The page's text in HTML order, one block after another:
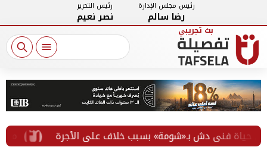
رئيس مجلس الإدارة
رضا سالم
رئيس التحرير
نصر نعيم
من فني دش بـ«شومة» بسبب خلاف على الأجرة